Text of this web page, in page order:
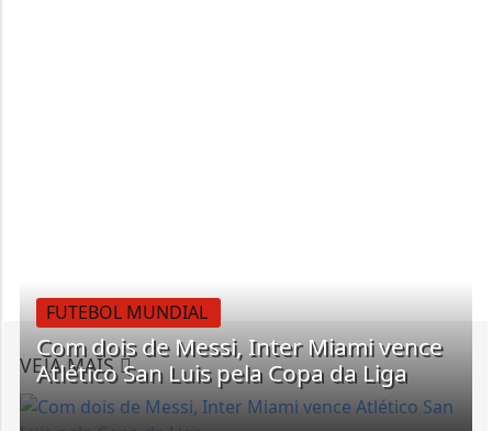
VEJA MAIS
FUTEBOL MUNDIAL
Com dois de Messi, Inter Miami vence
Atlético San Luis pela Copa da Liga